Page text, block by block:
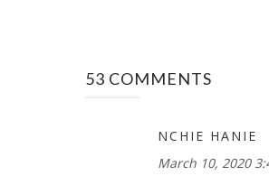
53 COMMENTS
NCHIE HANIE
March 10, 2020